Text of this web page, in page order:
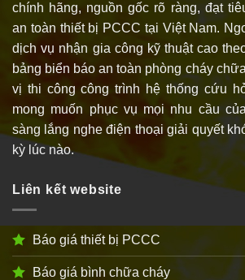
chính hãng, nguồn gốc rõ ràng, đạt
an toàn thiết bị PCCC tại Việt Nam.
dịch vụ nhận gia công kỹ thuật cao
bảng biển báo an toàn phòng cháy
vị thi công công trình hệ thống cứu
mong muốn phục vụ mọi nhu cầu
sàng lắng nghe điện thoại giải quyết
kỳ lúc nào.
Liên kết website
Báo giá thiết bị PCCC
Báo giá bình chữa cháy